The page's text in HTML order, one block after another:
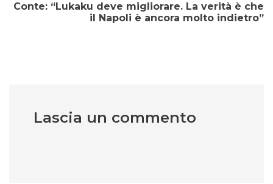
Conte: “Lukaku deve migliorare. La verità è che
il Napoli è ancora molto indietro”
Lascia un commento